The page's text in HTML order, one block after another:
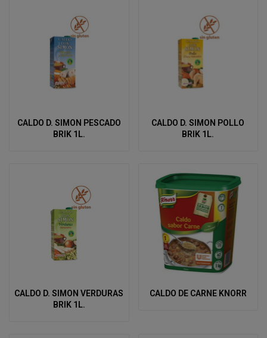
CALDO D. SIMON PESCADO
BRIK 1L.
CALDO D. SIMON POLLO
BRIK 1L.
CALDO D. SIMON VERDURAS
BRIK 1L.
CALDO DE CARNE KNORR